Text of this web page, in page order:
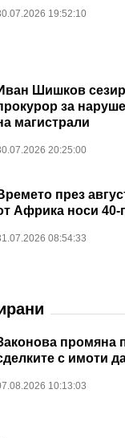
19:52:10
Шишков
за
магистрали
20:25:00
през
Африка носи 40-
08:54:33
промяна
с имоти
10:13:03